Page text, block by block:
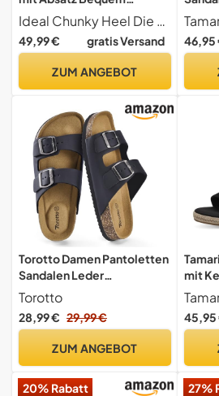
Sandaletten Sommer
Schuhe Damen Elegant
Klassische Blockabsatz
Ideal Chunky Heel Die sandalen damen kommen mit einem 2
49,99 € gratis Versand
ZUM ANGEBOT
46,95
Torotto Damen Pantoletten
Sandalen Leder
Erwachsene Clogs
Hausschuhe Arbeitsschuhe
Bequeme
Torotto
28,99 € 29,99 €
ZUM ANGEBOT
mit
EU
45,95
20% Rabatt 27%